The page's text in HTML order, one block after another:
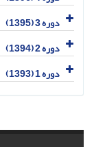
دوره 3 (1395)
دوره 2 (1394)
دوره 1 (1393)